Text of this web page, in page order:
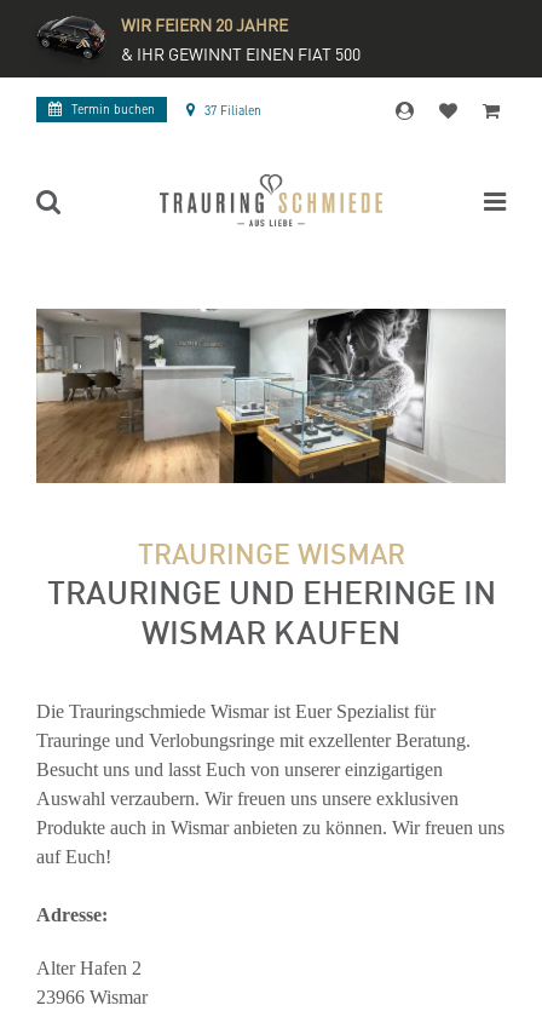
WIR FEIERN 20 JAHRE
& IHR GEWINNT EINEN FIAT 500
Termin buchen 37 Filialen
TRAURINGE WISMAR
TRAURINGE UND EHERINGE IN
WISMAR KAUFEN
Die Trauringschmiede Wismar ist Euer Spezialist für
Trauringe und Verlobungsringe mit exzellenter Beratung.
Besucht uns und lasst Euch von unserer einzigartigen
Auswahl verzaubern. Wir freuen uns unsere exklusiven
Produkte auch in Wismar anbieten zu können. Wir freuen uns
auf Euch!
Adresse:
Alter Hafen 2
23966 Wismar